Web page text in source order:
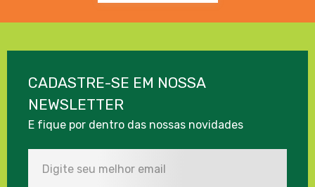
CADASTRE-SE EM NOSSA
NEWSLETTER
E fique por dentro das nossas novidades